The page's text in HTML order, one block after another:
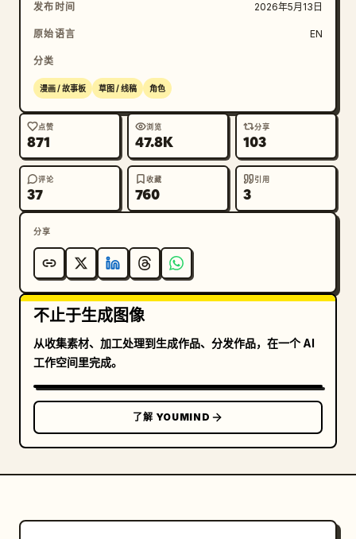
发布时间 2026年5月13日
原始语言 EN
分类
漫画 / 故事板 草图 / 线稿 角色
点赞
871
浏览
47.8K
分享
103
评论
37
收藏
760
引用
3
分享
不止于生成图像
从收集素材、加工处理到生成作品、分发作品，在一个 AI
工作空间里完成。
了解 YOUMIND